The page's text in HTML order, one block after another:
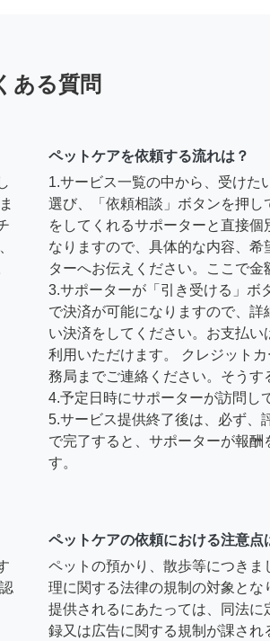
ある質問
ペットケアを依頼する流れは？
1.サービス一覧の中から、受けた
選び、「依頼相談」ボタンを押し
をしてくれるサポーターと直接個
なりますので、具体的な内容、
ターへお伝えください。ここで金
3.サポーターが「引き受ける」ボ
で決済が可能になりますので、
い決済をしてください。お支払
利用いただけます。 クレジット
務局までご連絡ください。そうす
4.予定日時にサポーターが訪問し
5.サービス提供終了後は、必ず、
で完了すると、サポーターが報酬
す。
ペットケアの依頼における注意点
ペットの預かり、散歩等につきま
理に関する法律の規制の対象と
提供されるにあたっては、同法に
録又は広告に関する規制が課され